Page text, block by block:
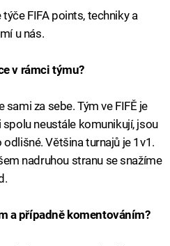
FIFA points, techniky a
u nás.
v rámci týmu?
za sebe. Tým ve FIFĚ je
neustále komunikují, jsou
Většina turnajů je 1v1.
nadruhou stranu se snažíme
a případně komentováním?